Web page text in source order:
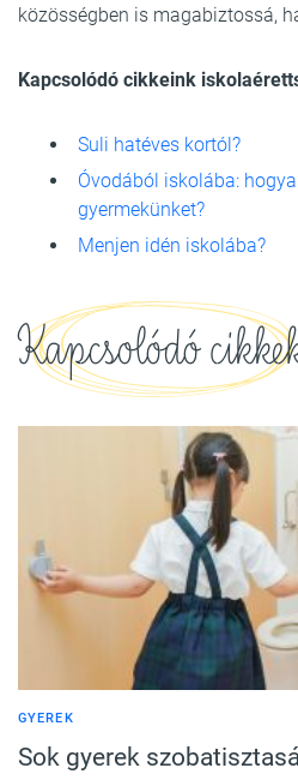
közösségben is magabiztossá,
Kapcsolódó cikkeink
Suli hatéves kortól?
Óvodából iskolába:
gyermekünket?
Menjen idén iskolába?
Kapcsolódó
GYEREK
Sok gyerek